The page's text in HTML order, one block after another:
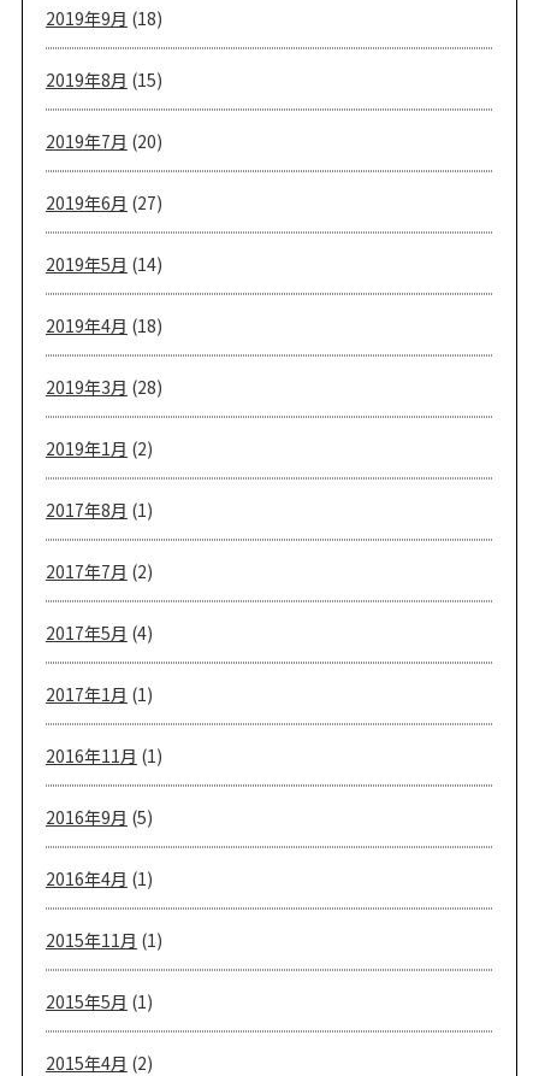
2019年9月 (18)
2019年8月 (15)
2019年7月 (20)
2019年6月 (27)
2019年5月 (14)
2019年4月 (18)
2019年3月 (28)
2019年1月 (2)
2017年8月 (1)
2017年7月 (2)
2017年5月 (4)
2017年1月 (1)
2016年11月 (1)
2016年9月 (5)
2016年4月 (1)
2015年11月 (1)
2015年5月 (1)
2015年4月 (2)